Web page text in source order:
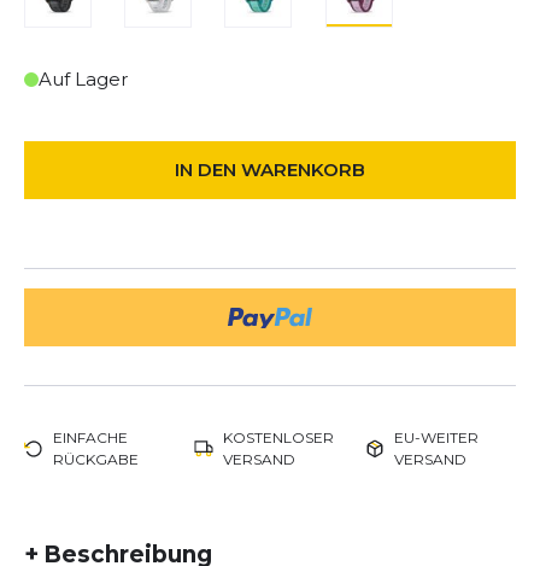
Auf Lager
IN DEN WARENKORB
EINFACHE
RÜCKGABE
KOSTENLOSER
VERSAND
EU-WEITER
VERSAND
+ Beschreibung